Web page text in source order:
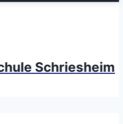
Schriesheim